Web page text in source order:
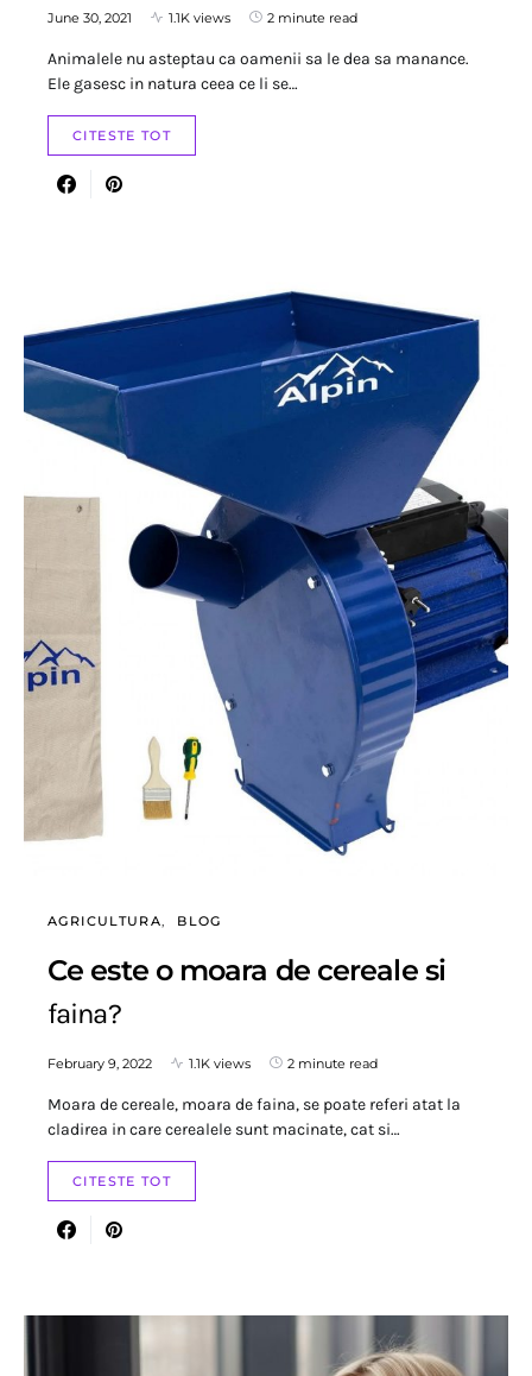
June 30, 2021 1.1K views 2 minute read
Animalele nu asteptau ca oamenii sa le dea sa manance.
Ele gasesc in natura ceea ce li se…
CITESTE TOT
AGRICULTURA BLOG
Ce este o moara de cereale si
faina?
February 9, 2022 1.1K views 2 minute read
Moara de cereale, moara de faina, se poate referi atat la
cladirea in care cerealele sunt macinate, cat si…
CITESTE TOT